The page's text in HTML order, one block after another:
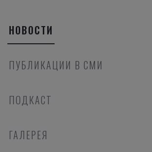
НОВОСТИ
ПУБЛИКАЦИИ В СМИ
ПОДКАСТ
ГАЛЕРЕЯ